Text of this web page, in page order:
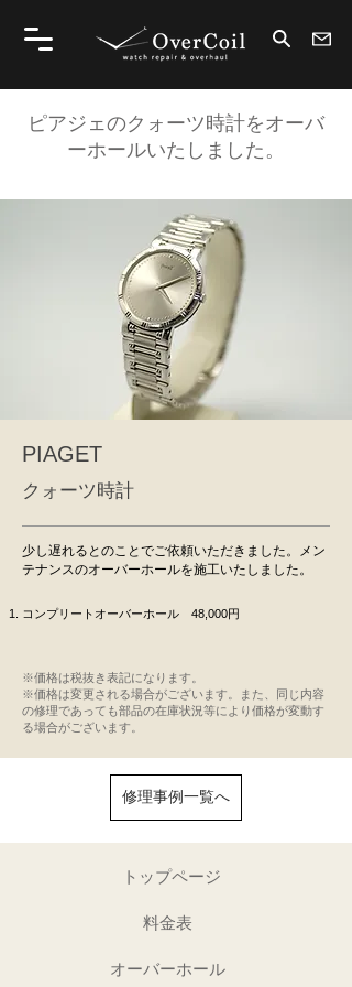
ピアジェのクォーツ時計をオーバ
ーホールいたしました。
PIAGET
クォーツ時計
少し遅れるとのことでご依頼いただきました。メン
テナンスのオーバーホールを施工いたしました。
コンプリートオーバーホール 48,000円
※価格は税抜き表記になります。
​※価格は変更される場合がございます。また、同じ内容
の修理であっても部品の在庫状況等により価格が変動す
る場合がございます。
修理事例一覧へ
トップページ
料金表
オーバーホール